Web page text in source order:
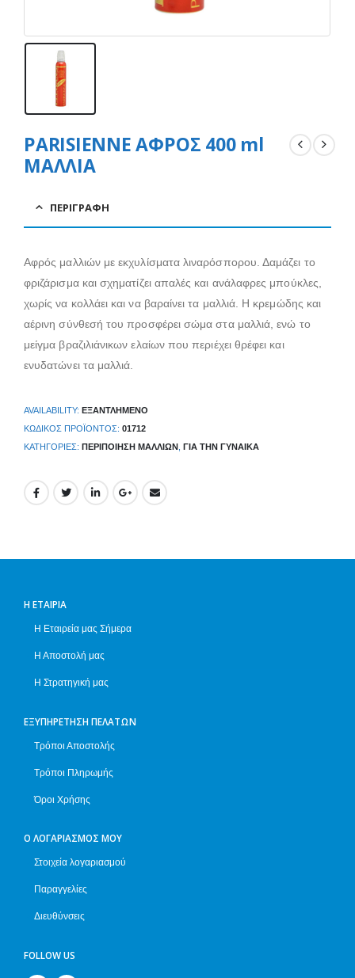
PARISIENNE ΑΦΡΟΣ 400 ml
ΜΑΛΛΙΑ
ΠΕΡΙΓΡΑΦΉ
Αφρός μαλλιών με εκχυλίσματα λιναρόσπορου. Δαμάζει το
φριζάρισμα και σχηματίζει απαλές και ανάλαφρες μπούκλες,
χωρίς να κολλάει και να βαραίνει τα μαλλιά. Η κρεμώδης και
αέρινη σύνθεσή του προσφέρει σώμα στα μαλλιά, ενώ το
μείγμα βραζιλιάνικων ελαίων που περιέχει θρέφει και
ενυδατώνει τα μαλλιά.
AVAILABILITY: ΕΞΑΝΤΛΗΜΈΝΟ
ΚΩΔΙΚΌΣ ΠΡΟΪΌΝΤΟΣ: 01712
ΚΑΤΗΓΟΡΊΕΣ: ΠΕΡΙΠΟΊΗΣΗ ΜΑΛΛΙΏΝ ΓΙΑ ΤΗΝ ΓΥΝΑΊΚΑ
Η ΕΤΑΙΡΊΑ
Η Εταιρεία μας Σήμερα
Η Αποστολή μας
Η Στρατηγική μας
ΕΞΥΠΗΡΈΤΗΣΗ ΠΕΛΑΤΏΝ
Τρόποι Αποστολής
Τρόποι Πληρωμής
Όροι Χρήσης
Ο ΛΟΓΑΡΙΑΣΜΌΣ ΜΟΥ
Στοιχεία λογαριασμού
Παραγγελίες
Διευθύνσεις
FOLLOW US